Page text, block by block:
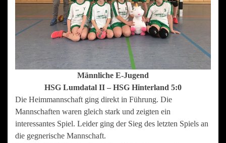
Männliche E-Jugend
HSG Lumdatal II – HSG Hinterland 5:0
Die Heimmannschaft ging direkt in Führung. Die
Mannschaften waren gleich stark und zeigten ein
interessantes Spiel. Leider ging der Sieg des letzten Spiels an
die gegnerische Mannschaft.